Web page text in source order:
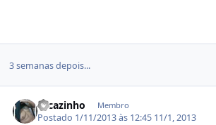
3 semanas depois...
cacazinho Membro
Postado 1/11/2013 às 12:45 11/1, 2013